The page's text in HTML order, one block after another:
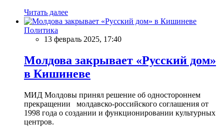
Читать далее
Политика
13 февраль 2025, 17:40
Молдова закрывает «Русский дом»
в Кишиневе
МИД Молдовы принял решение об одностороннем
прекращении молдавско-российского соглашения от
1998 года о создании и функционировании культурных
центров.